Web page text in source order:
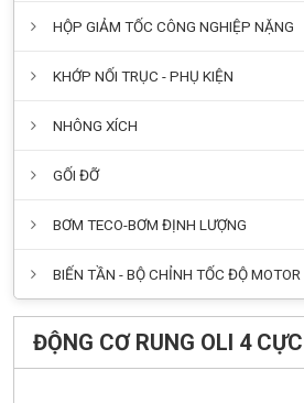
HỘP GIẢM TỐC CÔNG NGHIỆP NẶNG
KHỚP NỐI TRỤC - PHỤ KIỆN
NHÔNG XÍCH
GỐI ĐỠ
BƠM TECO-BƠM ĐỊNH LƯỢNG
BIẾN TẦN - BỘ CHỈNH TỐC ĐỘ MOTOR
ĐỘNG CƠ RUNG OLI 4 CỰC